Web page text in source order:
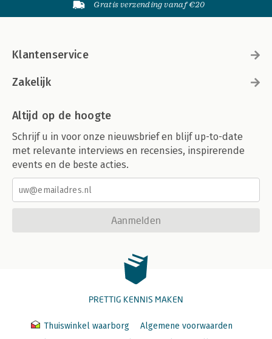
Gratis verzending vanaf €20
Klantenservice
Zakelijk
Altijd op de hoogte
Schrijf u in voor onze nieuwsbrief en blijf up-to-date
met relevante interviews en recensies, inspirerende
events en de beste acties.
Aanmelden
PRETTIG KENNIS MAKEN
Thuiswinkel waarborg
Algemene voorwaarden